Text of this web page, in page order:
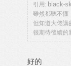
引用: black-
雖然都聽不懂
但知道大佬講
很期待後續的
好的